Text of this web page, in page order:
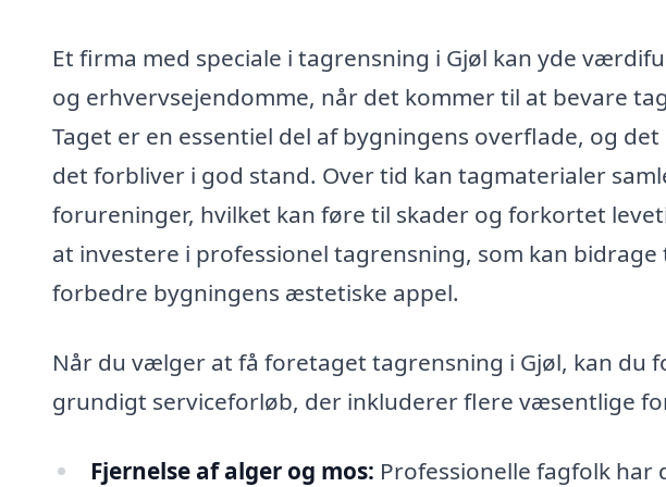
Et firma med speciale i tagrensning i Gjøl kan yde
og erhvervsejendomme, når det kommer til at bevare
Taget er en essentiel del af bygningens overflade, og
det forbliver i god stand. Over tid kan tagmaterialer
forureninger, hvilket kan føre til skader og forkortet
at investere i professionel tagrensning, som kan
forbedre bygningens æstetiske appel.
Når du vælger at få foretaget tagrensning i Gjøl, kan du
grundigt serviceforløb, der inkluderer flere væsentlige
Fjernelse af alger og mos: Professionelle fagfolk